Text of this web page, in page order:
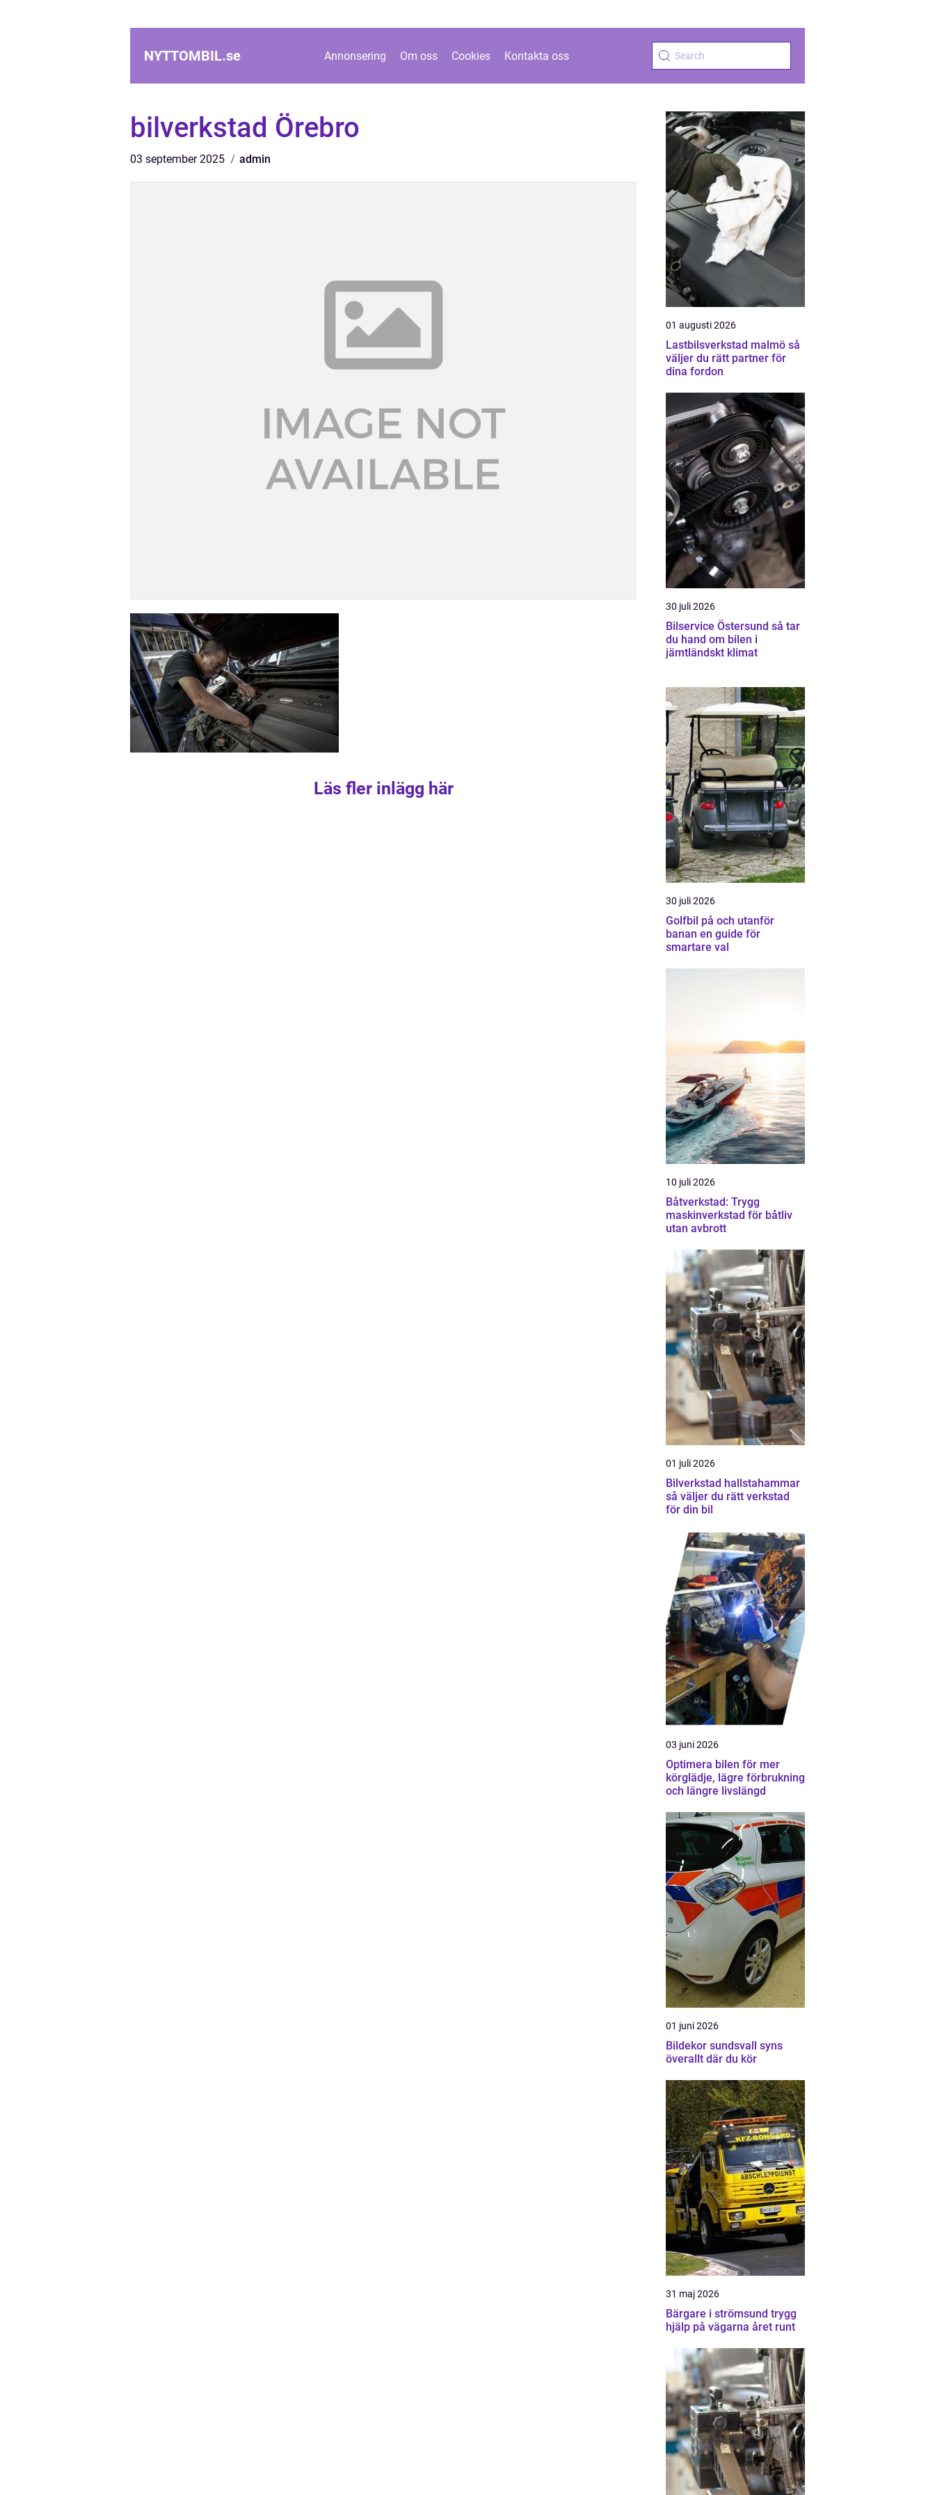
NYTTOMBIL.se Annonsering Om oss Cookies Kontakta oss
bilverkstad Örebro
03 september 2025 admin
Läs fler inlägg här
01 augusti 2026
Lastbilsverkstad malmö så
väljer du rätt partner för
dina fordon
30 juli 2026
Bilservice Östersund så tar
du hand om bilen i
jämtländskt klimat
30 juli 2026
Golfbil på och utanför
banan en guide för
smartare val
10 juli 2026
Båtverkstad: Trygg
maskinverkstad för båtliv
utan avbrott
01 juli 2026
Bilverkstad hallstahammar
så väljer du rätt verkstad
för din bil
03 juni 2026
Optimera bilen för mer
körglädje, lägre förbrukning
och längre livslängd
01 juni 2026
Bildekor sundsvall syns
överallt där du kör
31 maj 2026
Bärgare i strömsund trygg
hjälp på vägarna året runt